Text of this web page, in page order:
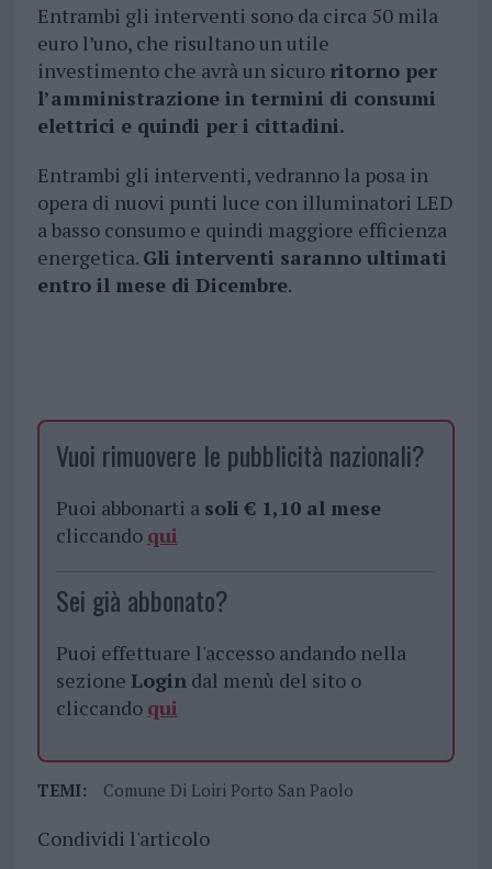
Entrambi gli interventi sono da circa 50 mila
euro l’uno, che risultano un utile
investimento che avrà un sicuro ritorno per
l’amministrazione in termini di consumi
elettrici e quindi per i cittadini.
Entrambi gli interventi, vedranno la posa in
opera di nuovi punti luce con illuminatori LED
a basso consumo e quindi maggiore efficienza
energetica. Gli interventi saranno ultimati
entro il mese di Dicembre.
Vuoi rimuovere le pubblicità nazionali?
Puoi abbonarti a soli € 1,10 al mese
cliccando qui
Sei già abbonato?
Puoi effettuare l'accesso andando nella
sezione Logindal menù del sito o
cliccando qui
TEMI: Comune Di Loiri Porto San Paolo
Condividi l'articolo